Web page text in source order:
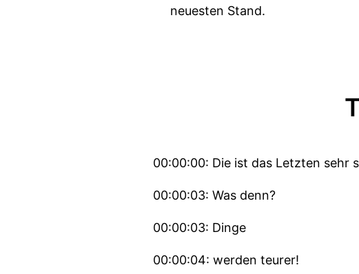
neuesten Stand.
00:00:00: Die ist das Letzten sehr
00:00:03: Was denn?
00:00:03: Dinge
00:00:04: werden teurer!